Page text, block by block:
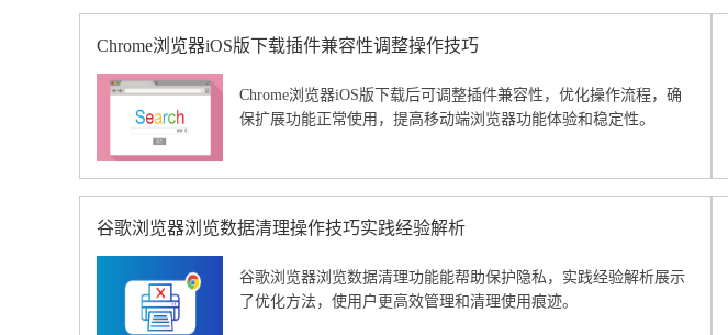
Chrome浏览器iOS版下载插件兼容性调整操作技巧
Chrome浏览器iOS版下载后可调整插件兼容性，优化操作流程，确
保扩展功能正常使用，提高移动端浏览器功能体验和稳定性。
谷歌浏览器浏览数据清理操作技巧实践经验解析
谷歌浏览器浏览数据清理功能能帮助保护隐私，实践经验解析展示
了优化方法，使用户更高效管理和清理使用痕迹。